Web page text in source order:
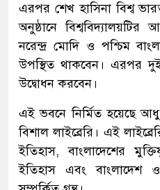
এরপর শেখ হাসিনা বিশ্ব
অনুষ্ঠানে বিশ্ববিদ্যালয়টির
নরেন্দ্র মোদি ও পশ্চিম
উপস্থিত থাকবেন। এরপর দুই
উদ্বোধন করবেন।
এই ভবনে নির্মিত হয়েছে
বিশাল লাইব্রেরি। এই
ইতিহাস, বাংলাদেশের
ইতিহাস এবং বাংলাদেশ